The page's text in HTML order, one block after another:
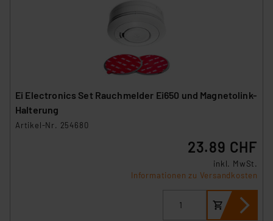
Ei Electronics Set Rauchmelder Ei650 und Magnetolink-
Halterung
Artikel-Nr. 254680
23.89 CHF
inkl. MwSt.
Informationen zu Versandkosten